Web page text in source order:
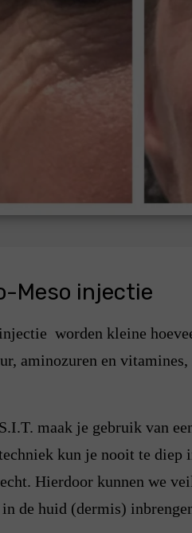
Meso injectie
worden kleine
aminozuren en
maak je gebruik van
kun je nooit te
Hierdoor kunnen we
de huid (dermis)